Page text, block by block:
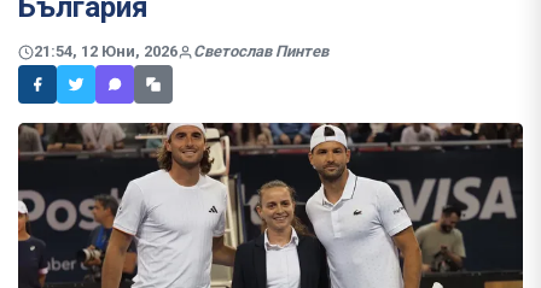
България
21:54, 12 Юни, 2026 Светослав Пинтев